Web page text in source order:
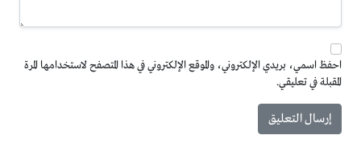
احفظ اسمي، بريدي الإلكتروني، والموقع الإلكتروني في هذا المتصفح لاستخدامها المرة
المقبلة في تعليقي.